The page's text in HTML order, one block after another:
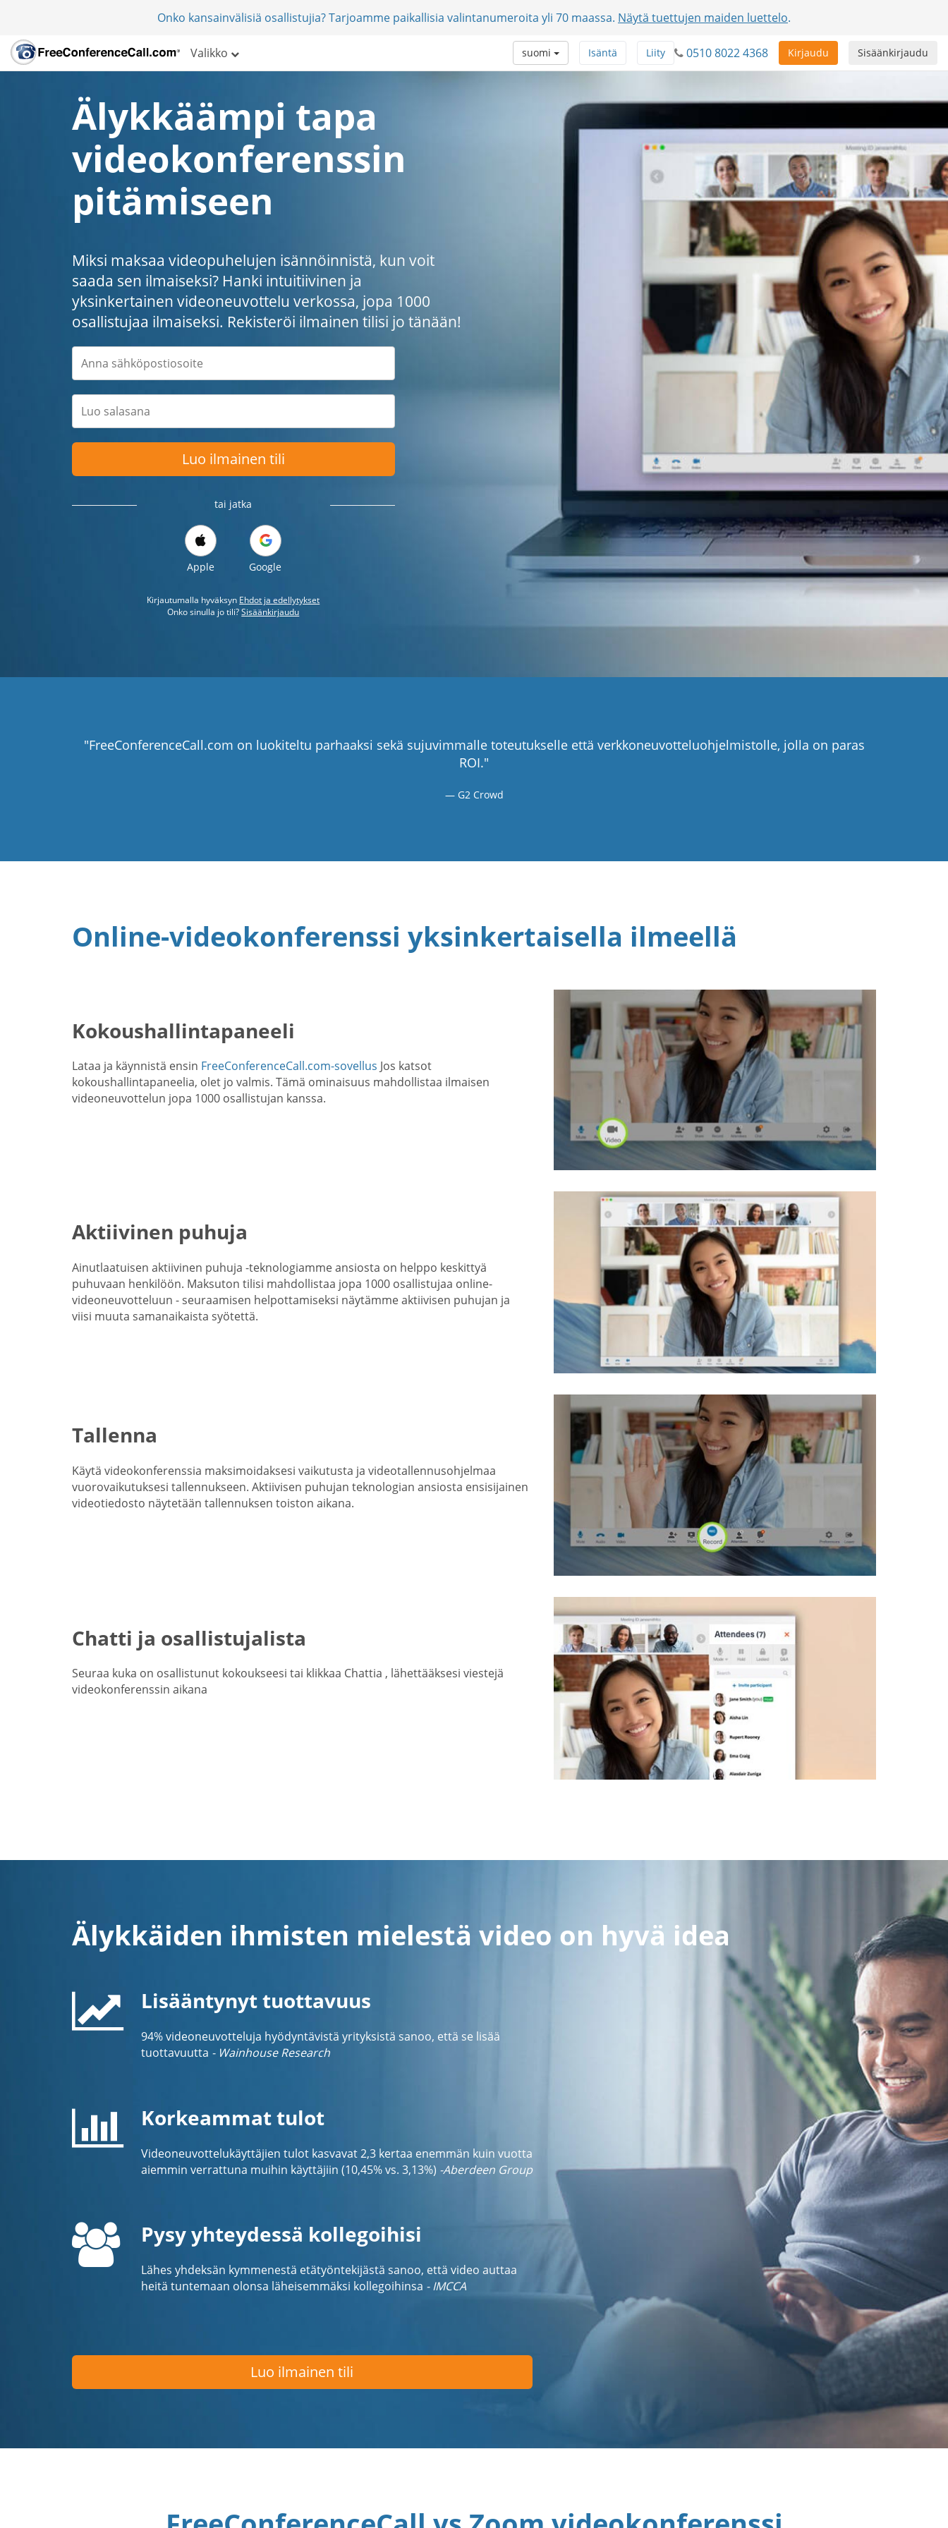
Onko kansainvälisiä osallistujia? Tarjoamme paikallisia valintanumeroita yli 70 maassa. Näytä tuettujen maiden luettelo.
Valikko Sisäänkirjaudu
Kirjaudu
0510 8022 4368
Liity
Isäntä
suomi
Älykkäämpi tapa
videokonferenssin
pitämiseen
Miksi maksaa videopuhelujen isännöinnistä, kun voit
saada sen ilmaiseksi? Hanki intuitiivinen ja
yksinkertainen videoneuvottelu verkossa, jopa 1000
osallistujaa ilmaiseksi. Rekisteröi ilmainen tilisi jo tänään!
Luo ilmainen tili
tai jatka
Apple Google
Kirjautumalla hyväksyn Ehdot ja edellytykset
Onko sinulla jo tili?Sisäänkirjaudu
"FreeConferenceCall.com on luokiteltu parhaaksi sekä sujuvimmalle toteutukselle että verkkoneuvotteluohjelmistolle, jolla on paras
ROI."
G2 Crowd
Online-videokonferenssi yksinkertaisella ilmeellä
Kokoushallintapaneeli
Lataa ja käynnistä ensin FreeConferenceCall.com-sovellus Jos katsot
kokoushallintapaneelia, olet jo valmis. Tämä ominaisuus mahdollistaa ilmaisen
videoneuvottelun jopa 1000 osallistujan kanssa.
Aktiivinen puhuja
Ainutlaatuisen aktiivinen puhuja -teknologiamme ansiosta on helppo keskittyä
puhuvaan henkilöön. Maksuton tilisi mahdollistaa jopa 1000 osallistujaa online-
videoneuvotteluun - seuraamisen helpottamiseksi näytämme aktiivisen puhujan ja
viisi muuta samanaikaista syötettä.
Tallenna
Käytä videokonferenssia maksimoidaksesi vaikutusta ja videotallennusohjelmaa
vuorovaikutuksesi tallennukseen. Aktiivisen puhujan teknologian ansiosta ensisijainen
videotiedosto näytetään tallennuksen toiston aikana.
Chatti ja osallistujalista
Seuraa kuka on osallistunut kokoukseesi tai klikkaa Chattia , lähettääksesi viestejä
videokonferenssin aikana
Älykkäiden ihmisten mielestä video on hyvä idea
Lisääntynyt tuottavuus
94% videoneuvotteluja hyödyntävistä yrityksistä sanoo, että se lisää
tuottavuutta - Wainhouse Research
Korkeammat tulot
Videoneuvottelukäyttäjien tulot kasvavat 2,3 kertaa enemmän kuin vuotta
aiemmin verrattuna muihin käyttäjiin (10,45% vs. 3,13%) -Aberdeen Group
Pysy yhteydessä kollegoihisi
Lähes yhdeksän kymmenestä etätyöntekijästä sanoo, että video auttaa
heitä tuntemaan olonsa läheisemmäksi kollegoihinsa - IMCCA
Luo ilmainen tili